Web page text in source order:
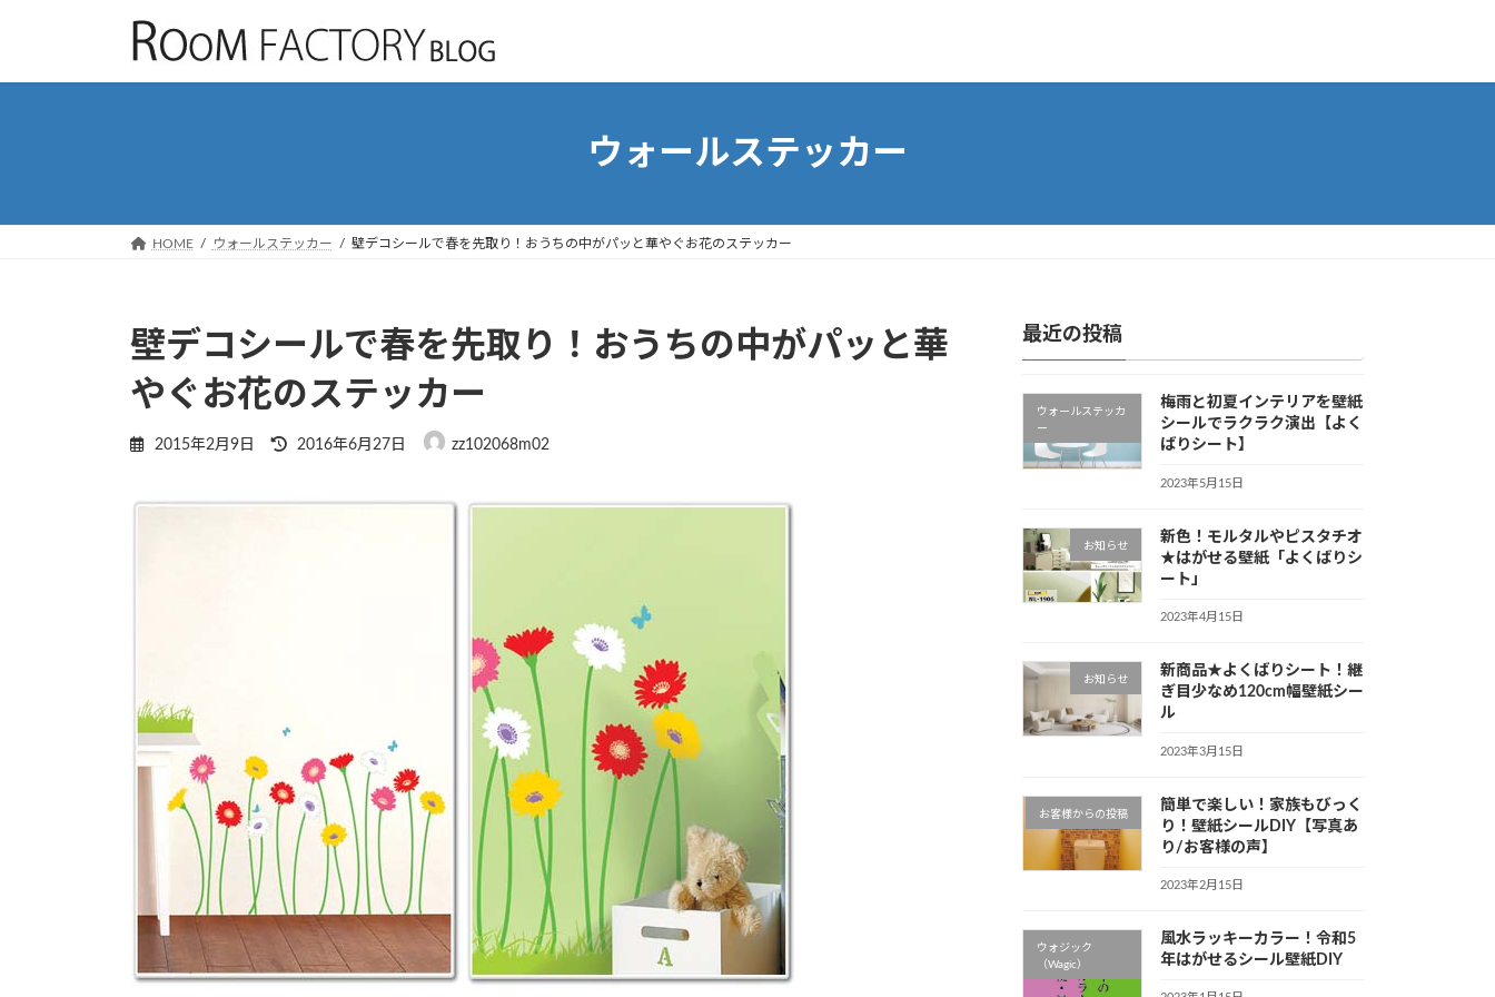
ッ
移
ウォールステッカー
HOME ウォールステッカー 壁デコシールで春を先取り！おうちの中がパッと華やぐお花のステッカー
壁デコシールで春を先取り！おうちの中がパッと華
やぐお花のステッカー
2015年2月9日
最
2016年6月27日 zz102068m02
最近の投稿
ウォールステッカ
ー
梅雨と初夏インテリアを壁紙
シールでラクラク演出【よく
ばりシート】
2023年5月15日
お知らせ
新色！モルタルやピスタチオ
★はがせる壁紙「よくばりシ
ート」
2023年4月15日
お知らせ
新商品★よくばりシート！継
ぎ目少なめ120cm幅壁紙シー
ル
2023年3月15日
お客様からの投稿
簡単で楽しい！家族もびっく
り！壁紙シールDIY【写真あ
り/お客様の声】
2023年2月15日
ウォジック
（Wagic）
風水ラッキーカラー！令和5
年はがせるシール壁紙DIY